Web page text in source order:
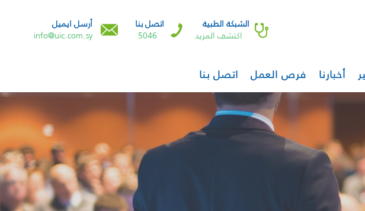
أرسل ايميل
info@uic.com.sy
اتصل بنا
5046
الشبكة الطبية
اكتشف المزيد
أخبارنا فرص العمل اتصل بنا